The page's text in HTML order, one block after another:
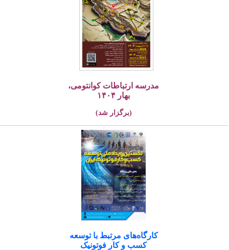
مدرسه ارتباطات کوانتومی،
بهار ۱۴۰۴
(برگزار شد)
کارگاه‌های مرتبط با توسعه
کسب و کار فوتونیک